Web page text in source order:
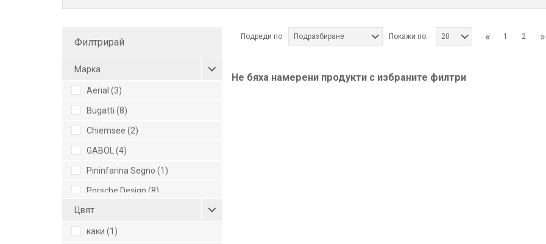
Филтрирай
Mарка
Aerial (3)
Bugatti (8)
Chiemsee (2)
GABOL (4)
Pininfarina Segno (1)
Porsche Design (8)
Puccini (4)
WENGER (5)
Цвят
каки (1)
Подреди по Подразбиране Покажи по: 20 « 1 2 »
Не бяха намерени продукти с избраните филтри